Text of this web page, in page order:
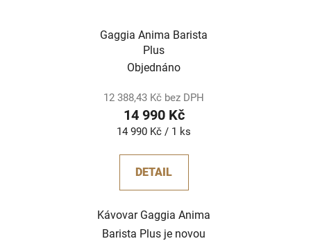
Gaggia Anima Barista
Plus
Objednáno
12 388,43 Kč bez DPH
14 990 Kč
Měrná
14 990 Kč / 1 ks
DETAIL
Kávovar Gaggia Anima
Barista Plus je novou